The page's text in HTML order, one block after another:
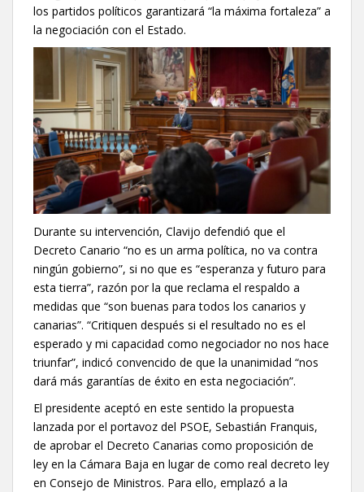
los partidos políticos garantizará “la máxima fortaleza” a
la negociación con el Estado.
Durante su intervención, Clavijo defendió que el
Decreto Canario “no es un arma política, no va contra
ningún gobierno”, si no que es “esperanza y futuro para
esta tierra”, razón por la que reclama el respaldo a
medidas que “son buenas para todos los canarios y
canarias”. “Critiquen después si el resultado no es el
esperado y mi capacidad como negociador no nos hace
triunfar”, indicó convencido de que la unanimidad “nos
dará más garantías de éxito en esta negociación”.
El presidente aceptó en este sentido la propuesta
lanzada por el portavoz del PSOE, Sebastián Franquis,
de aprobar el Decreto Canarias como proposición de
ley en la Cámara Baja en lugar de como real decreto ley
en Consejo de Ministros. Para ello, emplazó a la